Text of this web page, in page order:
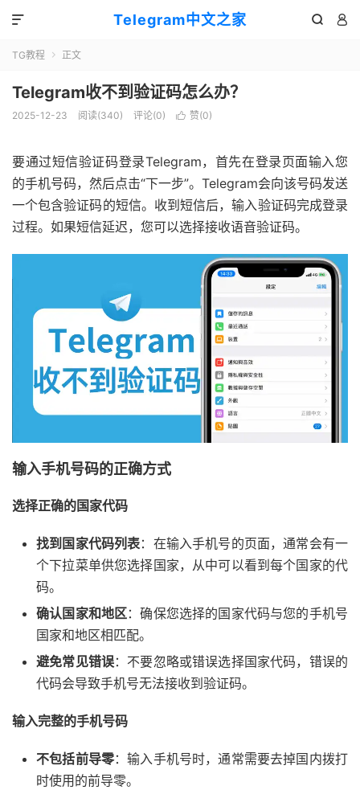
Telegram中文之家  

TG教程  正文
Telegram收不到验证码怎么办？
2025-12-23 阅读(340) 评论(0)  赞(0)
要通过短信验证码登录Telegram，首先在登录页面输入您
的手机号码，然后点击“下一步”。Telegram会向该号码发送
一个包含验证码的短信。收到短信后，输入验证码完成登录
过程。如果短信延迟，您可以选择接收语音验证码。
输入手机号码的正确方式
选择正确的国家代码
找到国家代码列表：在输入手机号的页面，通常会有一
个下拉菜单供您选择国家，从中可以看到每个国家的代
码。
确认国家和地区：确保您选择的国家代码与您的手机号
国家和地区相匹配。
避免常见错误：不要忽略或错误选择国家代码，错误的
代码会导致手机号无法接收到验证码。
输入完整的手机号码
不包括前导零：输入手机号时，通常需要去掉国内拨打
时使用的前导零。